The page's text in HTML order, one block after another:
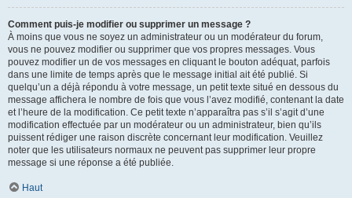
Comment puis-je modifier ou supprimer un message ?
À moins que vous ne soyez un administrateur ou un modérateur du forum,
vous ne pouvez modifier ou supprimer que vos propres messages. Vous
pouvez modifier un de vos messages en cliquant le bouton adéquat, parfois
dans une limite de temps après que le message initial ait été publié. Si
quelqu’un a déjà répondu à votre message, un petit texte situé en dessous du
message affichera le nombre de fois que vous l’avez modifié, contenant la date
et l’heure de la modification. Ce petit texte n’apparaîtra pas s’il s’agit d’une
modification effectuée par un modérateur ou un administrateur, bien qu’ils
puissent rédiger une raison discrète concernant leur modification. Veuillez
noter que les utilisateurs normaux ne peuvent pas supprimer leur propre
message si une réponse a été publiée.
Haut